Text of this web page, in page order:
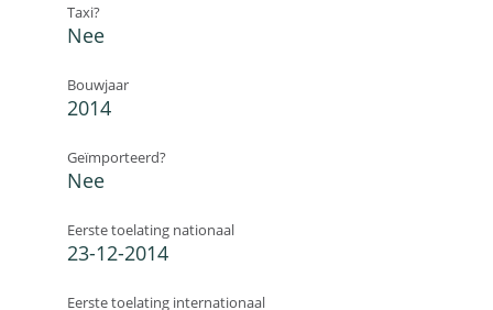
Taxi?
Nee
Bouwjaar
2014
Geïmporteerd?
Nee
Eerste toelating nationaal
23-12-2014
Eerste toelating internationaal